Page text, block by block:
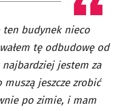
ten budynek nieco
tę odbudowę od
jestem za
jeszcze zrobić
po zimie, i mam